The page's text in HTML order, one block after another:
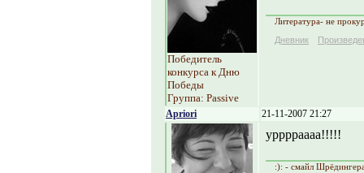
Победитель
конкурса к Дню
Победы
Группа: Passive
Литература- не
Дневник
Apriori 21-11-2007 21:27
урррраааа!!!!!
:): - смайл